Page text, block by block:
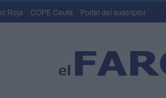
Roja COPE Ceuta Portal del suscriptor